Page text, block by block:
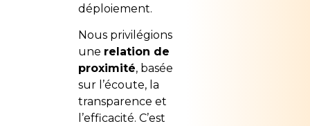
déploiement.
Nous privilégions
une relation de
proximité, basée
sur l’écoute, la
transparence et
l’efficacité. C’est